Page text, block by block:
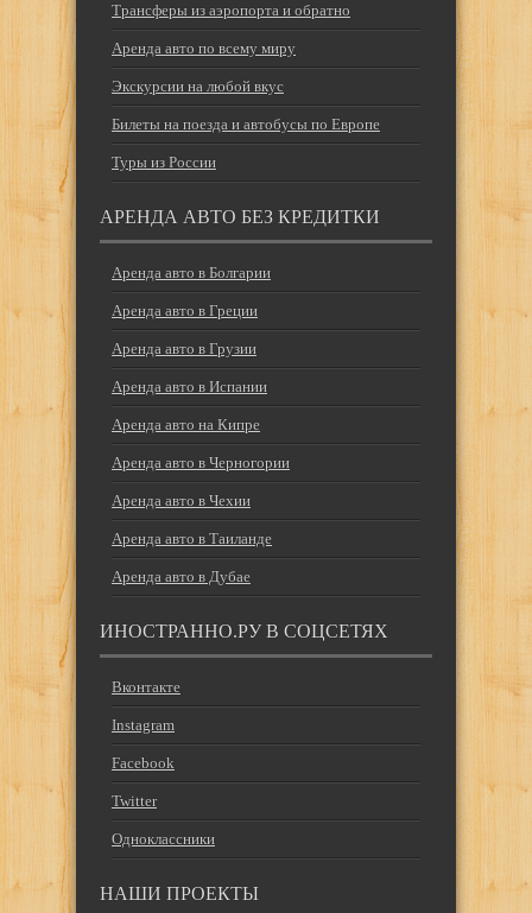
Трансферы из аэропорта и обратно
Аренда авто по всему миру
Экскурсии на любой вкус
Билеты на поезда и автобусы по Европе
Туры из России
АРЕНДА АВТО БЕЗ КРЕДИТКИ
Аренда авто в Болгарии
Аренда авто в Греции
Аренда авто в Грузии
Аренда авто в Испании
Аренда авто на Кипре
Аренда авто в Черногории
Аренда авто в Чехии
Аренда авто в Таиланде
Аренда авто в Дубае
ИНОСТРАННО.РУ В СОЦСЕТЯХ
Вконтакте
Instagram
Facebook
Twitter
Одноклассники
НАШИ ПРОЕКТЫ